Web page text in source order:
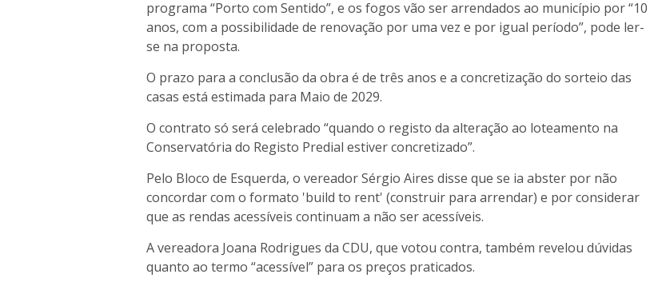
programa “Porto com Sentido”, e os fogos vão ser arrendados ao município por “10
anos, com a possibilidade de renovação por uma vez e por igual período”, pode ler-
se na proposta.
O prazo para a conclusão da obra é de três anos e a concretização do sorteio das
casas está estimada para Maio de 2029.
O contrato só será celebrado “quando o registo da alteração ao loteamento na
Conservatória do Registo Predial estiver concretizado”.
Pelo Bloco de Esquerda, o vereador Sérgio Aires disse que se ia abster por não
concordar com o formato 'build to rent' (construir para arrendar) e por considerar
que as rendas acessíveis continuam a não ser acessíveis.
A vereadora Joana Rodrigues da CDU, que votou contra, também revelou dúvidas
quanto ao termo “acessível” para os preços praticados.